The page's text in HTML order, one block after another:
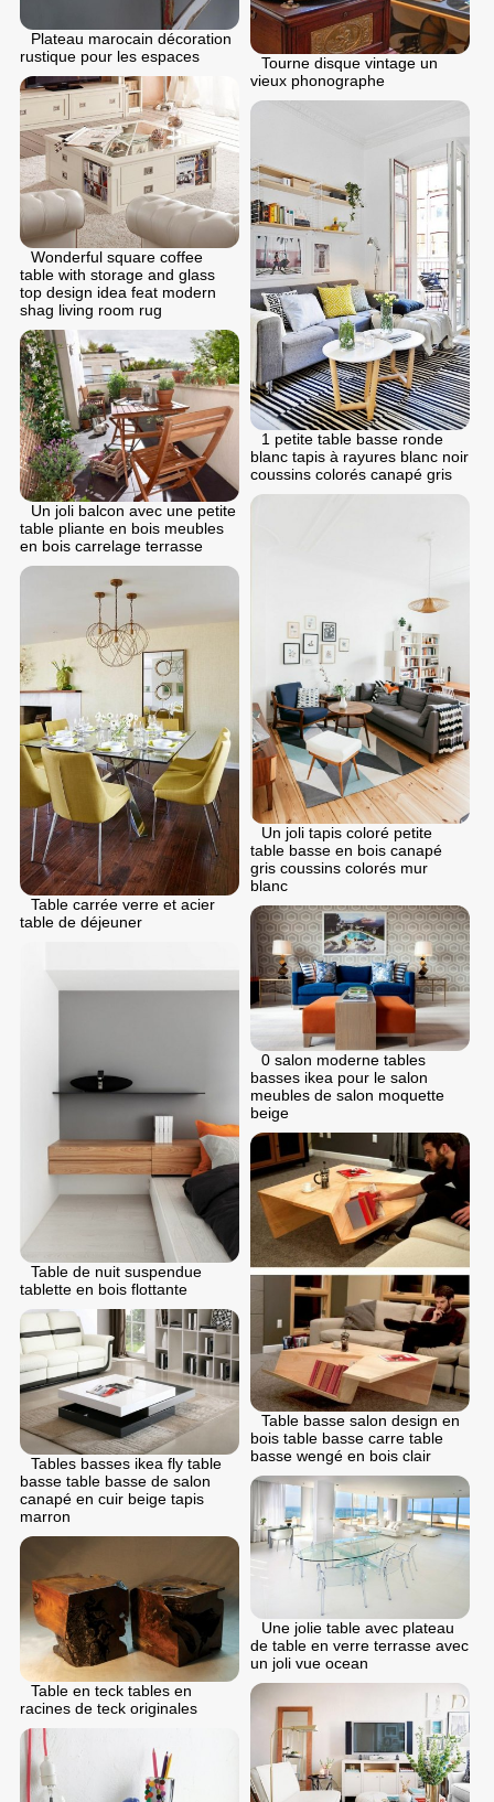
Plateau marocain décoration
rustique pour les espaces
Tourne disque vintage un
vieux phonographe
Wonderful square coffee
table with storage and glass
top design idea feat modern
shag living room rug
1 petite table basse ronde
blanc tapis à rayures blanc noir
coussins colorés canapé gris
Un joli balcon avec une petite
table pliante en bois meubles
en bois carrelage terrasse
Un joli tapis coloré petite
table basse en bois canapé
gris coussins colorés mur
blanc
Table carrée verre et acier
table de déjeuner
0 salon moderne tables
basses ikea pour le salon
meubles de salon moquette
beige
Table de nuit suspendue
tablette en bois flottante
Table basse salon design en
bois table basse carre table
basse wengé en bois clair
Tables basses ikea fly table
basse table basse de salon
canapé en cuir beige tapis
marron
Une jolie table avec plateau
de table en verre terrasse avec
un joli vue ocean
Table en teck tables en
racines de teck originales